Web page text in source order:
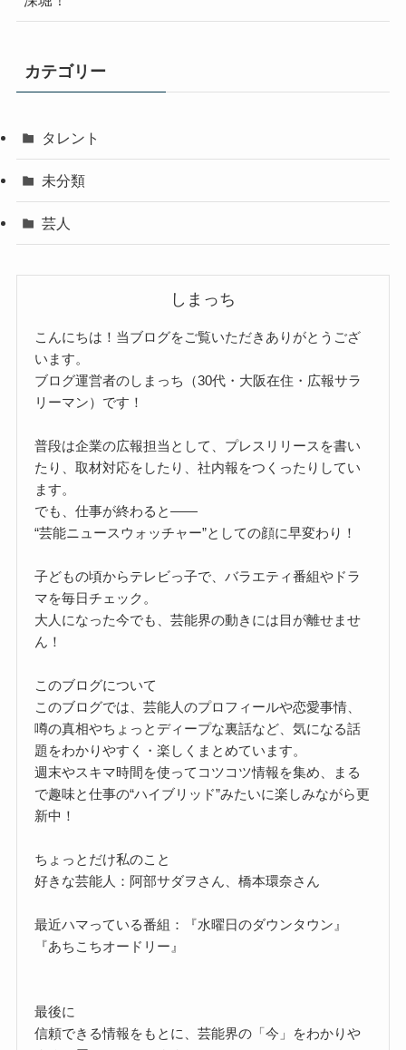
カテゴリー
タレント
未分類
芸人
しまっち
こんにちは！当ブログをご覧いただきありがとうござ
います。
ブログ運営者のしまっち（30代・大阪在住・広報サラ
リーマン）です！
普段は企業の広報担当として、プレスリリースを書い
たり、取材対応をしたり、社内報をつくったりしてい
ます。
でも、仕事が終わると――
“芸能ニュースウォッチャー”としての顔に早変わり！
子どもの頃からテレビっ子で、バラエティ番組やドラ
マを毎日チェック。
大人になった今でも、芸能界の動きには目が離せませ
ん！
このブログについて
このブログでは、芸能人のプロフィールや恋愛事情、
噂の真相やちょっとディープな裏話など、気になる話
題をわかりやすく・楽しくまとめています。
週末やスキマ時間を使ってコツコツ情報を集め、まる
で趣味と仕事の“ハイブリッド”みたいに楽しみながら更
新中！
ちょっとだけ私のこと
好きな芸能人：阿部サダヲさん、橋本環奈さん
最近ハマっている番組：『水曜日のダウンタウン』
『あちこちオードリー』
最後に
信頼できる情報をもとに、芸能界の「今」をわかりや